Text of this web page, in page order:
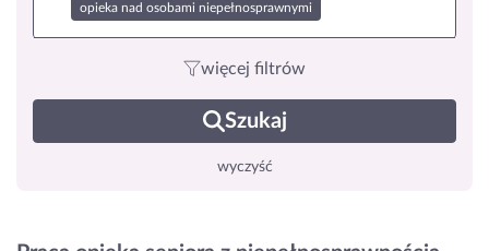
opieka nad osobami niepełnosprawnymi
więcej filtrów
Szukaj
wyczyść